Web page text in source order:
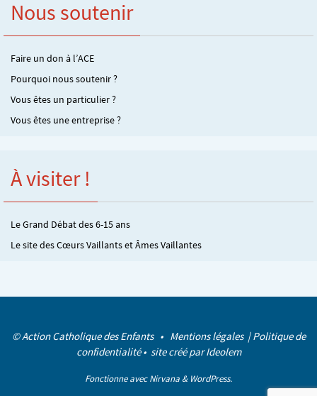
Nous soutenir
Faire un don à l’ACE
Pourquoi nous soutenir ?
Vous êtes un particulier ?
Vous êtes une entreprise ?
À visiter !
Le Grand Débat des 6-15 ans
Le site des Cœurs Vaillants et Âmes Vaillantes
© Action Catholique des Enfants • Mentions légales |Politique de
confidentialité• site créé parIdeolem
Fonctionne avecNirvana & WordPress.